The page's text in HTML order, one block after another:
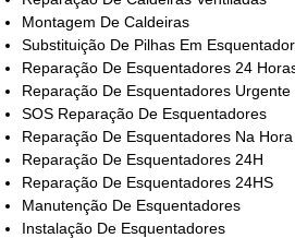
Montagem De Caldeiras
Substituição De Pilhas Em
Reparação De Esquentadores 24
Reparação De Esquentadores Urgente
SOS Reparação De Esquentadores
Reparação De Esquentadores Na Hora
Reparação De Esquentadores 24H
Reparação De Esquentadores 24HS
Manutenção De Esquentadores
Instalação De Esquentadores